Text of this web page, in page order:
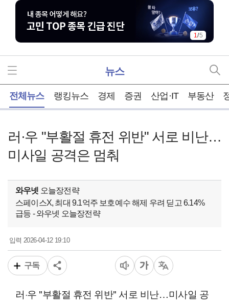
1/5
뉴스
전체뉴스 랭킹뉴스 경제 증권 산업·IT 부동산
러·우 "부활절 휴전 위반" 서로 비난…
미사일 공격은 멈춰
와우넷 오늘장전략
스페이스X, 최대 9.1억주 보호예수 해제 우려 딛고 6.14%
급등 - 와우넷 오늘장전략
입력2026-04-12 19:10
구독
러·우 "부활절 휴전 위반" 서로 비난…미사일 공